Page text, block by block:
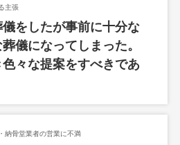
主張
をしたが事前に十分な
儀になってしまった。
々な提案をすべきであ
納骨堂業者の営業に不満